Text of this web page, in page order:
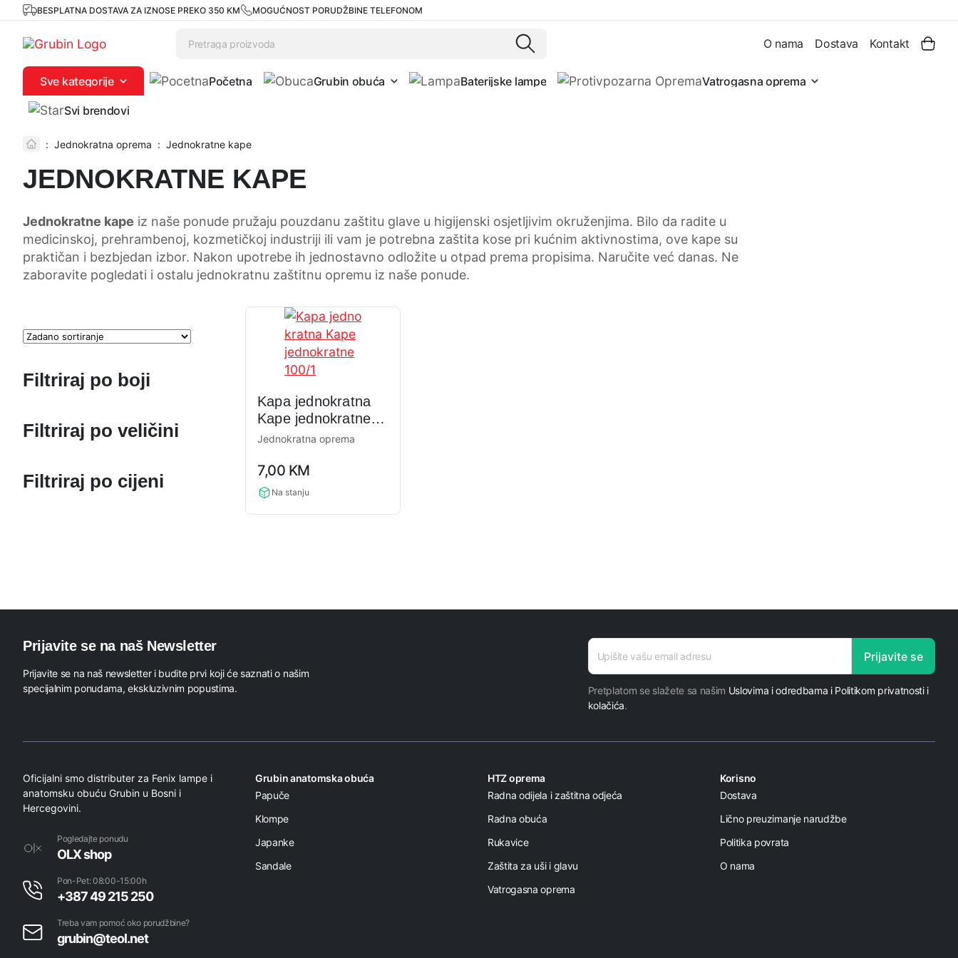
BESPLATNA DOSTAVA ZA IZNOSE PREKO 350 KM MOGUĆNOST PORUDŽBINE TELEFONOM
O nama Dostava Kontakt
Sve kategorije Početna Grubin obuća Baterijske lampe Vatrogasna oprema
Svi brendovi
: Jednokratna oprema : Jednokratne kape
JEDNOKRATNE KAPE
Jednokratne kape iz naše ponude pružaju pouzdanu zaštitu glave u higijenski osjetljivim okruženjima. Bilo da radite u
medicinskoj, prehrambenoj, kozmetičkoj industriji ili vam je potrebna zaštita kose pri kućnim aktivnostima, ove kape su
praktičan i bezbjedan izbor. Nakon upotrebe ih jednostavno odložite u otpad prema propisima. Naručite već danas. Ne
zaboravite pogledati i ostalu jednokratnu zaštitnu opremu iz naše ponude.
Filtriraj po boji
Filtriraj po veličini
Filtriraj po cijeni
Kapa jednokratna
Kape jednokratne
100/1
Jednokratna oprema
rating
7,00 KM
Na stanju
Prijavite se na naš Newsletter
Prijavite se na naš newsletter i budite prvi koji će saznati o našim
specijalnim ponudama, ekskluzivnim popustima.
adresa
E-mail
Prijavite se
Pretplatom se slažete sa našim Uslovima i odredbama i Politikom privatnosti i
kolačića.
Oficijalni smo distributer za Fenix lampe i
anatomsku obuću Grubin u Bosni i
Hercegovini.
Pogledajte ponudu
OLX shop
Pon-Pet: 08:00-15:00h
+387 49 215 250
Treba vam pomoć oko porudžbine?
grubin@teol.net
Grubin anatomska obuća
Papuče
Klompe
Japanke
Sandale
HTZ oprema
Radna odijela i zaštitna odjeća
Radna obuća
Rukavice
Zaštita za uši i glavu
Vatrogasna oprema
Korisno
Dostava
Lično preuzimanje narudžbe
Politika povrata
O nama